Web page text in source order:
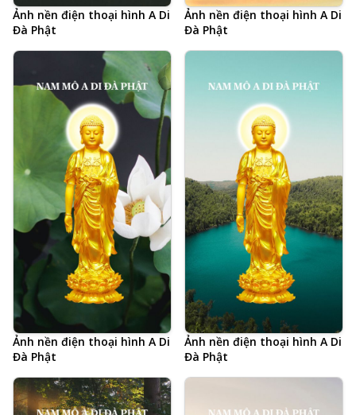
Ảnh nền điện thoại hình A Di
Đà Phật
Ảnh nền điện thoại hình A Di
Đà Phật
Ảnh nền điện thoại hình A Di
Đà Phật
Ảnh nền điện thoại hình A Di
Đà Phật